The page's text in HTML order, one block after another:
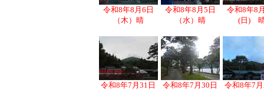
令和8年8月6日
（木）晴
令和8年8月5日
（水）晴
令和8年8
(日)
令和8年7月31日
令和8年7月30日
令和8年7